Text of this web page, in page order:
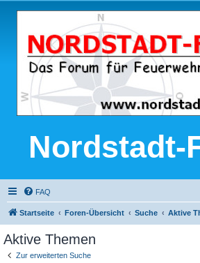
Nordstadt-
FAQ
Startseite Foren-Übersicht Suche Aktive
Aktive Themen
Zur erweiterten Suche